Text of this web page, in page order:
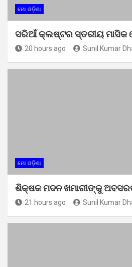
ମୋ ଓଡ଼ିଶା
ସରିଆଁ କ୍ଲଷ୍ଟର ସ୍ତରୀୟ ମାସିକ
20 hours ago Sunil Kumar
ମୋ ଓଡ଼ିଶା
ଶିକ୍ଷକ ମଦନ ଖମାରୀଙ୍କୁ
21 hours ago Sunil Kumar